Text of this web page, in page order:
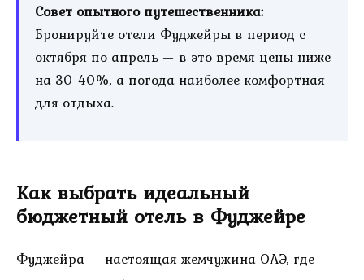
Совет опытного путешественника:
Бронируйте отели Фуджейры в период с
октября по апрель — в это время цены ниже
на 30-40%, а погода наиболее комфортная
для отдыха.
Как выбрать идеальный
бюджетный отель в Фуджейре
Фуджейра — настоящая жемчужина ОАЭ, где